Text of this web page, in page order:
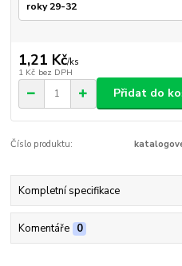
1,21 Kč/ks
1 Kč bez DPH
Přidat do
Číslo produktu:
Kompletní specifikace
Komentáře 0